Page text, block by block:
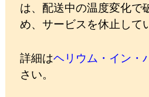
は、配送中の温度変化で
め、サービスを休止して
詳細はヘリウム・イン・
さい。